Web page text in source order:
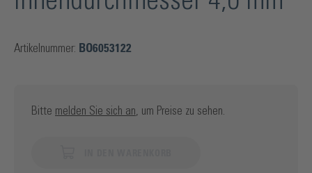
Artikelnummer: BO6053122
Bitte melden Sie sich an , um Preise zu sehen.